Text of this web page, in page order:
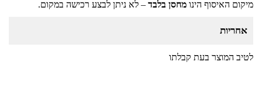
מיקום האיסוף הינו מחסן בלבד – לא ניתן לבצע רכישה במקום.
אחריות
לטיב המוצר בעת קבלתו